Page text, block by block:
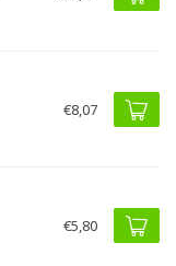
€8,07
€5,80